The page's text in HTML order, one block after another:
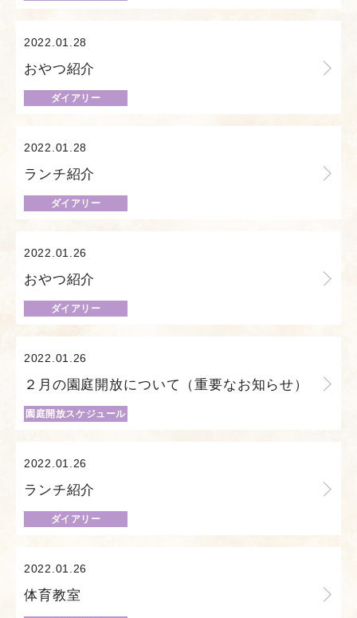
2022.01.28
おやつ紹介
ダイアリー
2022.01.28
ランチ紹介
ダイアリー
2022.01.26
おやつ紹介
ダイアリー
2022.01.26
２月の園庭開放について（重要なお知らせ）
園庭開放スケジュール
2022.01.26
ランチ紹介
ダイアリー
2022.01.26
体育教室